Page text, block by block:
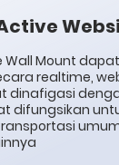
Wall Mount
realtime,
dinafigasi
difungsikan